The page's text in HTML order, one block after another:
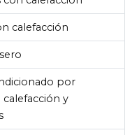
calefacción
por
y